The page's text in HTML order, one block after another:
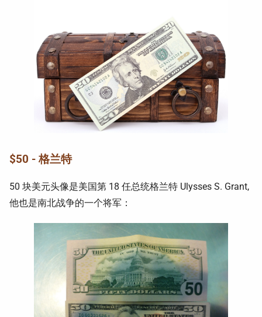
$50 - 格兰特
50 块美元头像是美国第 18 任总统格兰特 Ulysses S. Grant,
他也是南北战争的一个将军：